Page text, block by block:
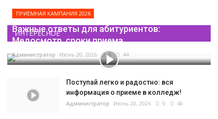
ИНТЕРЕСНОЕ
ПРИЁМНАЯ КАМПАНИЯ 2026
Важные ответы для абитуриентов:
Медосмотр, сроки приема...
Администратор Июнь 20, 2026 0 44
Поступай легко и радостно: вся
информация о приеме в колледж!
Администратор Июнь 20, 2026 0 40